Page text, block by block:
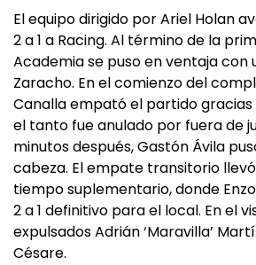
El equipo dirigido por Ariel Holan
2 a 1 a Racing. Al término de la
Academia se puso en ventaja con
Zaracho. En el comienzo del
Canalla empató el partido gracias
el tanto fue anulado por fuera de
minutos después, Gastón Ávila
cabeza. El empate transitorio
tiempo suplementario, donde
2 a 1 definitivo para el local. En el
expulsados Adrián ‘Maravilla’
Césare.